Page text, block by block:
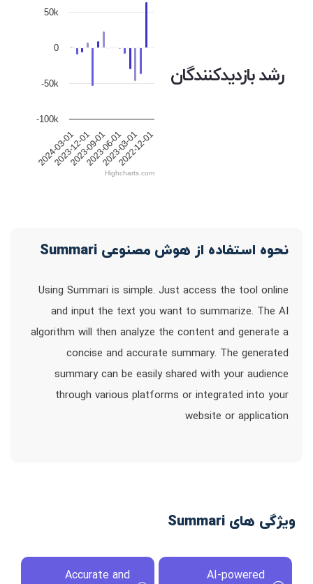
رشد بازدیدکنندگان
2024-03-01
2023-12-01
2023-09-01
2023-06-01
2023-03-01
2022-12-01
-100k
-50k
0
50k
Highcharts.com
نحوه استفاده از هوش مصنوعی Summari
Using Summari is simple. Just access the tool online
and input the text you want to summarize. The AI
algorithm will then analyze the content and generate a
concise and accurate summary. The generated
summary can be easily shared with your audience
through various platforms or integrated into your
website or application
ویژگی های Summari
AI-powered
Accurate and